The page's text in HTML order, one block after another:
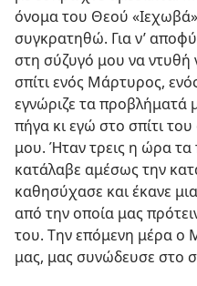
όνομα του Θεού
συγκρατηθώ. Για ν’
στη σύζυγό μου να ντυθή
σπίτι ενός Μάρτυρος,
εγνώριζε τα προβλήματά
πήγα κι εγώ στο σπίτι
μου. Ήταν τρεις η ώρα τα
κατάλαβε αμέσως την
καθησύχασε και έκανε
από την οποία μας
του. Την επόμενη μέρα ο
μας, μας συνώδευσε στο